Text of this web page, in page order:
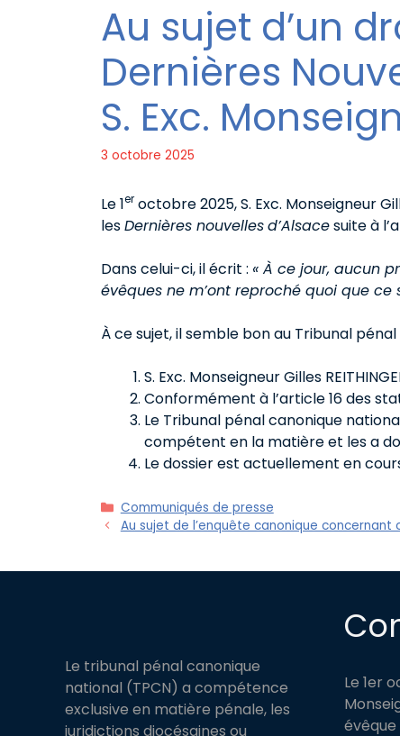
Au sujet d’un
Dernières
S. Exc.
3 octobre 2025
Le 1er octobre 2025, S. Exc. Monseigneur
lesDernières nouvellesd’Alsacesuite à
Dans celui-ci, il écrit : « À ce jour, aucun
évêques ne m’ont reproché quoi que ce
À ce sujet, il semble bon au Tribunal
S. Exc. Monseigneur Gilles
Conformément à l’article 16 des
Le Tribunal pénal canonique
compétent en la matière et les a
Le dossier est actuellement en
Catégories
Communiqués de presse
Au sujet de l’enquête canonique
Le tribunal pénal canonique
national (TPCN) a compétence
exclusive en matière pénale, les
juridictions diocésaines ou
Le 1er